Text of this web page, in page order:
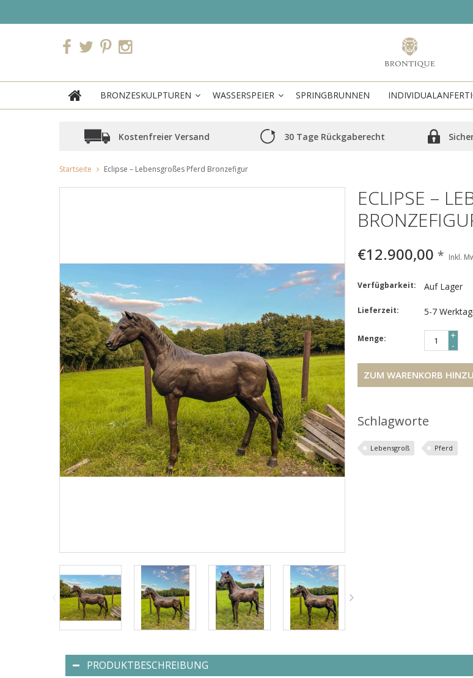
BRONZESKULPTUREN WASSERSPEIER SPRINGBRUNNEN
Kostenfreier Versand 30 Tage Rückgaberecht
Startseite Eclipse – Lebensgroßes Pferd Bronzefigur
ECLIPSE –
€12.900,00 * Inkl.
Verfügbarkeit: Auf Lager
Lieferzeit: 5-7
Menge:
+
-
ZUM WARENKORB
Schlagworte
Lebensgroß Pferd
PRODUKTBESCHREIBUNG